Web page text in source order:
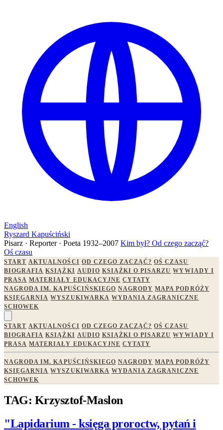
English
Ryszard Kapuściński
Pisarz · Reporter · Poeta 1932–2007 Kim był? Od czego zacząć?
Oś czasu
START AKTUALNOŚCI OD CZEGO ZACZĄĆ? OŚ CZASU
BIOGRAFIA KSIĄŻKI AUDIO KSIĄŻKI O PISARZU WYWIADY I
PRASA MATERIAŁY EDUKACYJNE CYTATY
NAGRODA IM. KAPUŚCIŃSKIEGO NAGRODY MAPA PODRÓŻY
KSIĘGARNIA WYSZUKIWARKA WYDANIA ZAGRANICZNE
SCHOWEK
START AKTUALNOŚCI OD CZEGO ZACZĄĆ? OŚ CZASU
BIOGRAFIA KSIĄŻKI AUDIO KSIĄŻKI O PISARZU WYWIADY I
PRASA MATERIAŁY EDUKACYJNE CYTATY
NAGRODA IM. KAPUŚCIŃSKIEGO NAGRODY MAPA PODRÓŻY
KSIĘGARNIA WYSZUKIWARKA WYDANIA ZAGRANICZNE
SCHOWEK
TAG: Krzysztof-Maslon
"Lapidarium - księga proroctw, pytań i